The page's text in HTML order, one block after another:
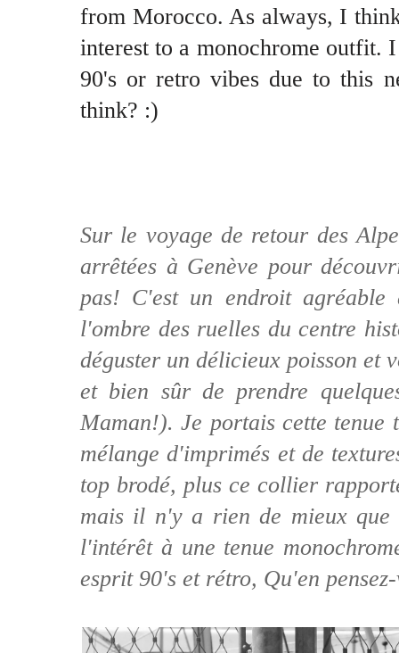
from Morocco. As always, I
interest to a monochrome outfit.
90's or retro vibes due to this
think? :)
Sur le voyage de retour des
arrêtées à Genève pour
pas! C'est un endroit
l'ombre des ruelles du centre
déguster un délicieux poisson et
et bien sûr de prendre
Maman!). Je portais cette tenue
mélange d'imprimés et de
top brodé, plus ce collier
mais il n'y a rien de mieux que
l'intérêt à une tenue
esprit 90's et rétro, Qu'en